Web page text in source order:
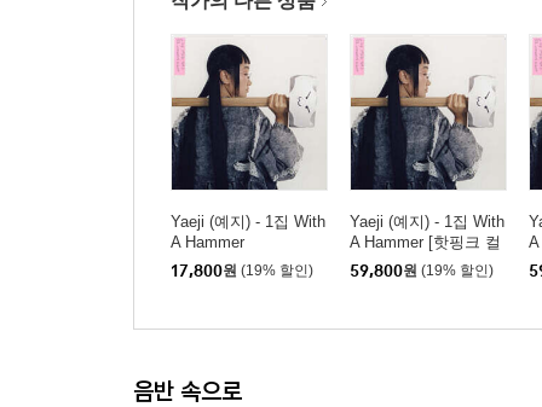
Yaeji (예지) - 1집 With
A Hammer
17,800원 (19% 할인)
Yaeji (예지) - 1집 With
A Hammer [핫핑크 컬
러 LP]
59,800원 (19% 할인)
A
음반 속으로